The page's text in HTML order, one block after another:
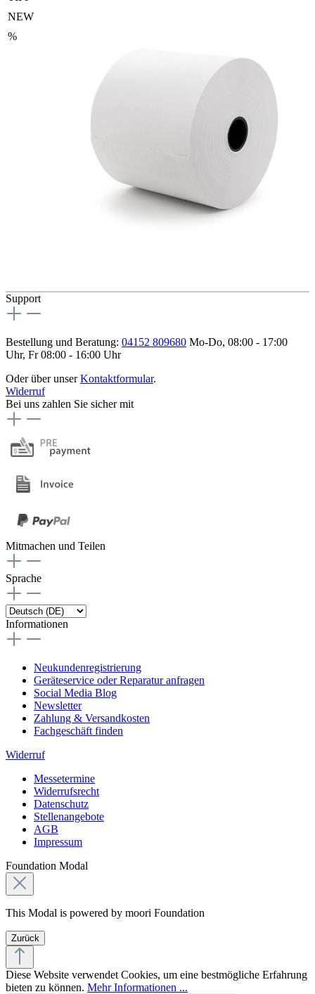
NEW
%
Support
Bestellung und Beratung: 04152 809680 Mo-Do, 08:00 - 17:00
Uhr, Fr 08:00 - 16:00 Uhr
Oder über unserKontaktformular.
Widerruf
Bei uns zahlen Sie sicher mit
Mitmachen und Teilen
Sprache
Informationen
Neukundenregistrierung
Geräteservice oder Reparatur anfragen
Social Media Blog
Newsletter
Zahlung & Versandkosten
Fachgeschäft finden
Widerruf
Messetermine
Widerrufsrecht
Datenschutz
Stellenangebote
AGB
Impressum
Foundation Modal
This Modal is powered by moori Foundation
Zurück
Diese Website verwendet Cookies, um eine bestmögliche Erfahrung
bieten zu können. Mehr Informationen ...